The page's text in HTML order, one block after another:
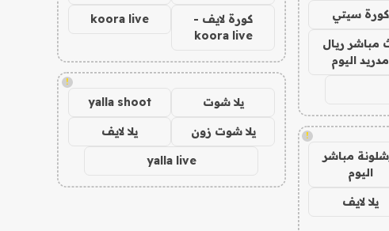
كورة سيتي
مباشر ريال
مدريد اليوم
!
مباشر
اليوم
يلا لايف
كورة لايف -
koora live
koora live
!
يلا شوت yalla shoot
يلا شوت زون يلا لايف
yalla live